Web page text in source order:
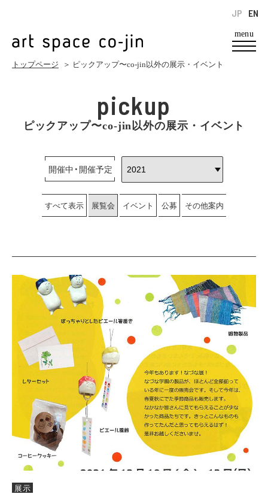
menu
EN
JP
トップページ ＞ ピックアップ〜co-jin以外の展示・イベント
pickup
ピックアップ〜co-jin以外の展示・イベント
開催中・開催予定
すべて表示 展覧会 イベント 公募 その他案内
展示